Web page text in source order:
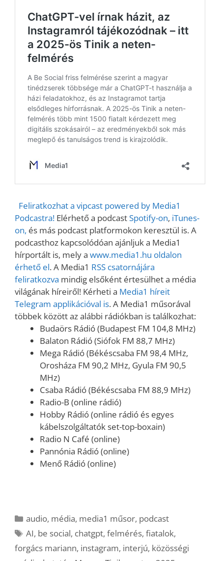
Feliratkozhat a vipcast powered by Media1
Podcastra! Elérhető a podcastSpotify-on, iTunes-
on, és más podcast platformokon keresztül is. A
podcasthoz kapcsolódóan ajánljuk a Media1
hírportált is, mely a www.media1.hu oldalon
érhető el. A Media1 RSS csatornájára
feliratkozva mindig elsőként értesülhet a média
világának híreiről! Kérheti a Media1 híreit
Telegram applikációval is. A Media1 műsorával
többek között az alábbi rádiókban is találkozhat:
Budaörs Rádió (Budapest FM 104,8 MHz)
Balaton Rádió (Siófok FM 88,7 MHz)
Mega Rádió (Békéscsaba FM 98,4 MHz,
Orosháza FM 90,2 MHz, Gyula FM 90,5
MHz)
Csaba Rádió (Békéscsaba FM 88,9 MHz)
Radio-B (online rádió)
Hobby Rádió (online rádió és egyes
kábelszolgáltatók set-top-boxain)
Radio N Café (online)
Pannónia Rádió (online)
Menő Rádió (online)
Kategória
audio, média, media1 műsor, podcast
Címkék
AI, be social, chatgpt,felmérés,fiatalok,
forgács mariann, instagram, interjú, közösségi